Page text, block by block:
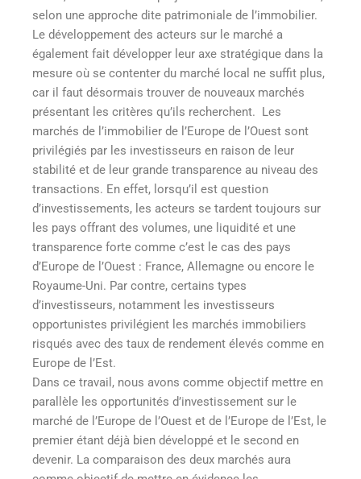
selon une approche dite patrimoniale de l’immobilier.
Le développement des acteurs sur le marché a
également fait développer leur axe stratégique dans la
mesure où se contenter du marché local ne suffit plus,
car il faut désormais trouver de nouveaux marchés
présentant les critères qu’ils recherchent. Les
marchés de l’immobilier de l’Europe de l’Ouest sont
privilégiés par les investisseurs en raison de leur
stabilité et de leur grande transparence au niveau des
transactions. En effet, lorsqu’il est question
d’investissements, les acteurs se tardent toujours sur
les pays offrant des volumes, une liquidité et une
transparence forte comme c’est le cas des pays
d’Europe de l’Ouest : France, Allemagne ou encore le
Royaume-Uni. Par contre, certains types
d’investisseurs, notamment les investisseurs
opportunistes privilégient les marchés immobiliers
risqués avec des taux de rendement élevés comme en
Europe de l’Est.
Dans ce travail, nous avons comme objectif mettre en
parallèle les opportunités d’investissement sur le
marché de l’Europe de l’Ouest et de l’Europe de l’Est, le
premier étant déjà bien développé et le second en
devenir. La comparaison des deux marchés aura